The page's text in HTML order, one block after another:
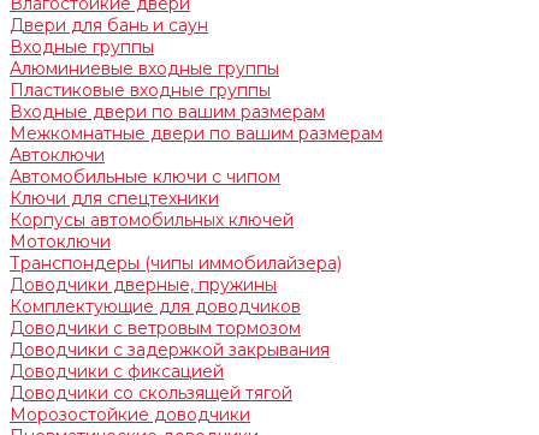
Двери для бань и саун
Входные группы
Алюминиевые входные группы
Пластиковые входные группы
Входные двери по вашим размерам
Межкомнатные двери по вашим размерам
Автоключи
Автомобильные ключи с чипом
Ключи для спецтехники
Корпусы автомобильных ключей
Мотоключи
Транспондеры (чипы иммобилайзера)
Доводчики дверные, пружины
Комплектующие для доводчиков
Доводчики с ветровым тормозом
Доводчики с задержкой закрывания
Доводчики с фиксацией
Доводчики со скользящей тягой
Морозостойкие доводчики